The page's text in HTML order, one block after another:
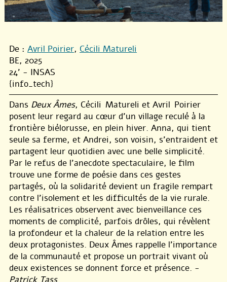
De : Avril Poirier, Cécili Matureli
BE, 2025
24' - INSAS
{info_tech}
Dans Deux Âmes, Cécili Matureli et Avril Poirier
posent leur regard au cœur d’un village reculé à la
frontière biélorusse, en plein hiver. Anna, qui tient
seule sa ferme, et Andrei, son voisin, s’entraident et
partagent leur quotidien avec une belle simplicité.
Par le refus de l’anecdote spectaculaire, le film
trouve une forme de poésie dans ces gestes
partagés, où la solidarité devient un fragile rempart
contre l’isolement et les difficultés de la vie rurale.
Les réalisatrices observent avec bienveillance ces
moments de complicité, parfois drôles, qui révèlent
la profondeur et la chaleur de la relation entre les
deux protagonistes. Deux Âmes rappelle l’importance
de la communauté et propose un portrait vivant où
deux existences se donnent force et présence. -